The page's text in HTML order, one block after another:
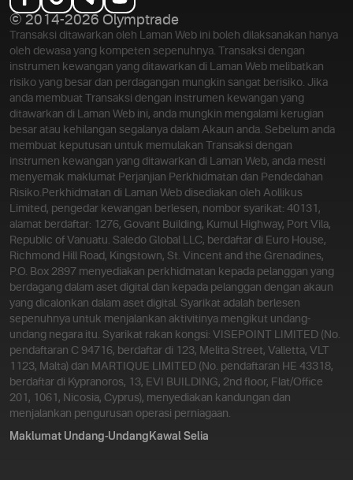
© 2014-2026 Olymptrade
Transaksi ditawarkan oleh Laman Web ini boleh dilaksanakan hanya
oleh dewasa yang kompeten sepenuhnya. Transaksi dengan
instrumen kewangan yang ditawarkan di Laman Web melibatkan
risiko yang besar dan perdagangan mungkin sangat berisiko. Jika
anda membuat Transaksi dengan instrumen kewangan yang
ditawarkan di Laman Web ini, anda mungkin mengalami kerugian
besar atau kehilangan segalanya dalam Akaun anda. Sebelum anda
membuat keputusan untuk memulakan Transaksi dengan
instrumen kewangan yang ditawarkan di Laman Web, anda mesti
menyemak maklumat Perjanjian Perkhidmatan dan Pendedahan
Risiko. Perkhidmatan di Laman Web disediakan oleh Aollikus
Limited, pengedar kewangan berlesen, nombor syarikat: 40131,
alamat berdaftar: 1276, Govant Building, Kumul Highway, Port Vila,
Republic of Vanuatu. Saledo Global LLC, berdaftar di Euro House,
Richmond Hill Road, Kingstown, St. Vincent and the Grenadines,
P.O. Box 2897 menyediakan perkhidmatan kepada pelanggan yang
berdagang dalam aset digital dan kepada pelanggan dengan akaun
yang dicalonkan dalam aset digital. Syarikat adalah berlesen
sepenuhnya untuk menjalankan aktivitinya mengikut undang-
undang negara itu. Syarikat rakan kongsi: VISEPOINT LIMITED (No.
pendaftaran C 94716, berdaftar di 123, Melita Street, Valletta, VLT
1123, Malta) dan MARTIQUE LIMITED (No. pendaftaran HE 43318,
berdaftar di Kypranoros, 13, EVI BUILDING, 2nd floor, Flat/Office
201, 1061, Nicosia, Cyprus), menyediakan kandungan dan
menjalankan pengurusan operasi perniagaan.
Maklumat Undang-Undang Kawal Selia